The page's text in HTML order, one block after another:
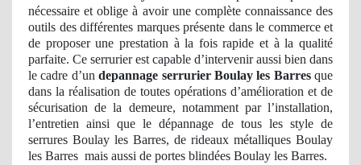
nécessaire et oblige à avoir une complète connaissance des
outils des différentes marques présente dans le commerce et
de proposer une prestation à la fois rapide et à la qualité
parfaite. Ce serrurier est capable d’intervenir aussi bien dans
le cadre d’undepannage serrurier Boulay les Barresque
dans la réalisation de toutes opérations d’amélioration et de
sécurisation de la demeure, notamment par l’installation,
l’entretien ainsi que le dépannage de tous les style de
serrures Boulay les Barres, de rideaux métalliques Boulay
les Barres mais aussi de portes blindées Boulay les Barres.